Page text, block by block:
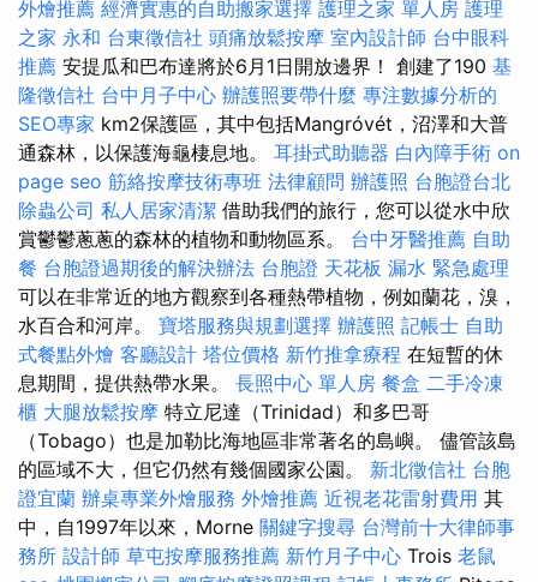
外燴推薦 經濟實惠的自助搬家選擇 護理之家 單人房 護理
之家 永和 台東徵信社 頭痛放鬆按摩 室內設計師 台中眼科
推薦 安提瓜和巴布達將於6月1日開放邊界！ 創建了190 基
隆徵信社 台中月子中心 辦護照要帶什麼 專注數據分析的
SEO專家 km2保護區，其中包括Mangróvét，沼澤和大普
通森林，以保護海龜棲息地。 耳掛式助聽器 白內障手術 on
page seo 筋絡按摩技術專班 法律顧問 辦護照 台胞證台北
除蟲公司 私人居家清潔 借助我們的旅行，您可以從水中欣
賞鬱鬱蔥蔥的森林的植物和動物區系。 台中牙醫推薦 自助
餐 台胞證過期後的解決辦法 台胞證 天花板 漏水 緊急處理
可以在非常近的地方觀察到各種熱帶植物，例如蘭花，溴，
水百合和河岸。 寶塔服務與規劃選擇 辦護照 記帳士 自助
式餐點外燴 客廳設計 塔位價格 新竹推拿療程 在短暫的休
息期間，提供熱帶水果。 長照中心 單人房 餐盒 二手冷凍
櫃 大腿放鬆按摩 特立尼達（Trinidad）和多巴哥
（Tobago）也是加勒比海地區非常著名的島嶼。 儘管該島
的區域不大，但它仍然有幾個國家公園。 新北徵信社 台胞
證宜蘭 辦桌專業外燴服務 外燴推薦 近視老花雷射費用 其
中，自1997年以來，Morne 關鍵字搜尋 台灣前十大律師事
務所 設計師 草屯按摩服務推薦 新竹月子中心 Trois 老鼠